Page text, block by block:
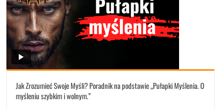
Jak Zrozumieć Swoje Myśli? Poradnik na podstawie „Pułapki Myślenia. O
myśleniu szybkim i wolnym.”